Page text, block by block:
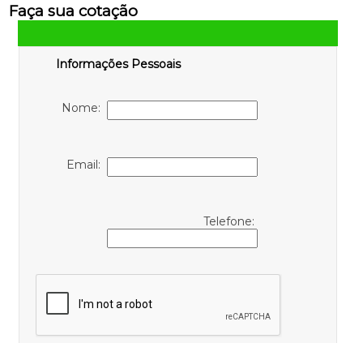
Faça sua cotação
Informações Pessoais
Nome:
Email:
Telefone: